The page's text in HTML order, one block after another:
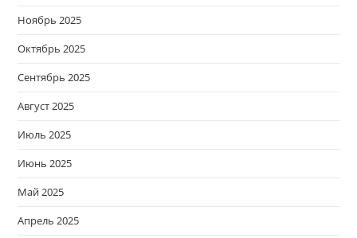
Ноябрь 2025
Октябрь 2025
Сентябрь 2025
Август 2025
Июль 2025
Июнь 2025
Май 2025
Апрель 2025